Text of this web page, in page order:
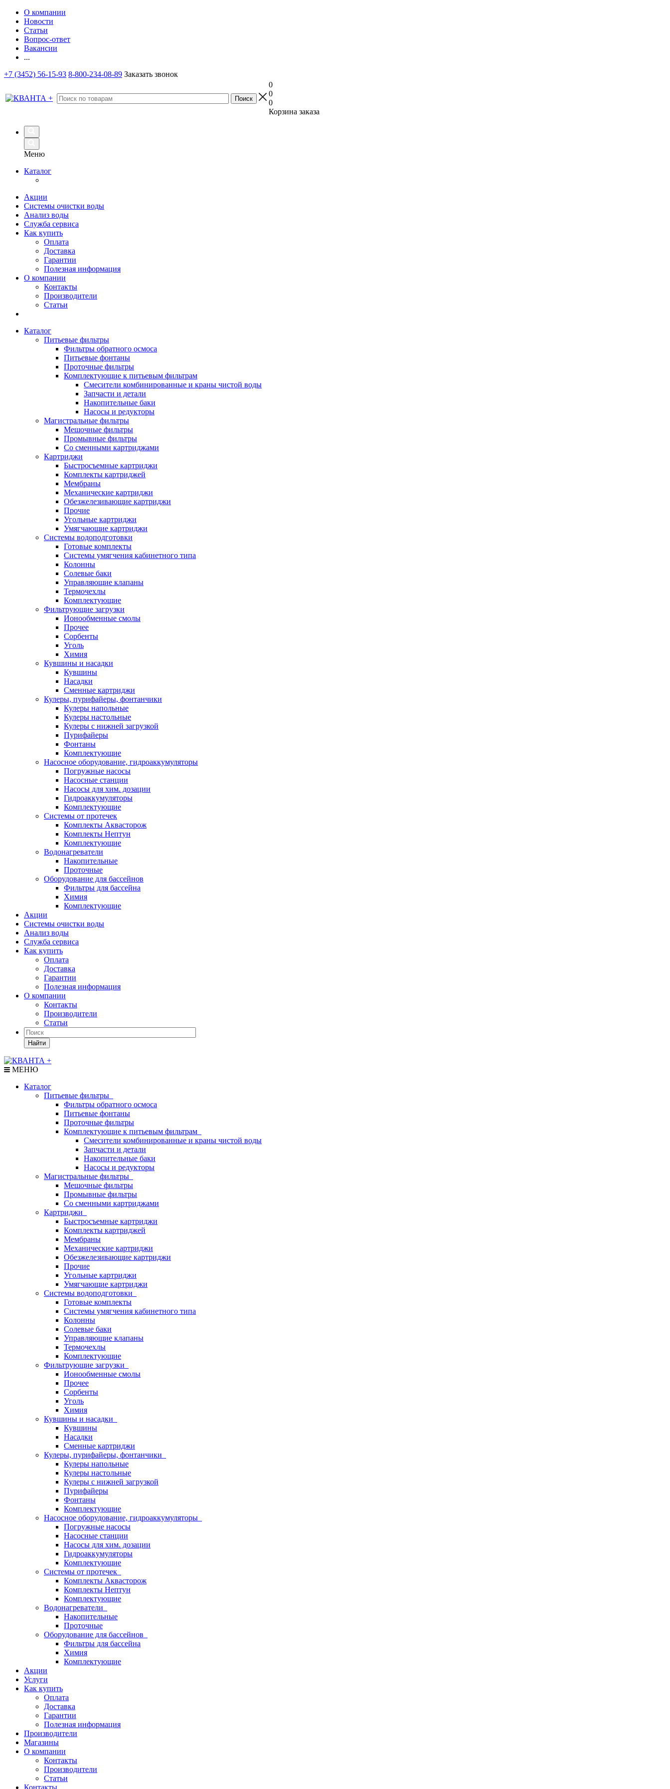
О компании
Новости
Статьи
Вопрос-ответ
Вакансии
...
+7 (3452) 56-15-93 8-800-234-08-89 Заказать звонок
0
0
0
Корзина заказа
Меню
Каталог
Акции
Системы очистки воды
Анализ воды
Служба сервиса
Как купить
Оплата
Доставка
Гарантии
Полезная информация
О компании
Контакты
Производители
Статьи
Каталог
Питьевые фильтры
Фильтры обратного осмоса
Питьевые фонтаны
Проточные фильтры
Комплектующие к питьевым фильтрам
Смесители комбинированные и краны чистой воды
Запчасти и детали
Накопительные баки
Насосы и редукторы
Магистральные фильтры
Мешочные фильтры
Промывные фильтры
Со сменными картриджами
Картриджи
Быстросъемные картриджи
Комплекты картриджей
Мембраны
Механические картриджи
Обезжелезивающие картриджи
Прочие
Угольные картриджи
Умягчающие картриджи
Системы водоподготовки
Готовые комплекты
Системы умягчения кабинетного типа
Колонны
Солевые баки
Управляющие клапаны
Термочехлы
Комплектующие
Фильтрующие загрузки
Ионообменные смолы
Прочее
Сорбенты
Уголь
Химия
Кувшины и насадки
Кувшины
Насадки
Сменные картриджи
Кулеры, пурифайеры, фонтанчики
Кулеры напольные
Кулеры настольные
Кулеры с нижней загрузкой
Пурифайеры
Фонтаны
Комплектующие
Насосное оборудование, гидроаккумуляторы
Погружные насосы
Насосные станции
Насосы для хим. дозации
Гидроаккумуляторы
Комплектующие
Системы от протечек
Комплекты Аквасторож
Комплекты Нептун
Комплектующие
Водонагреватели
Накопительные
Проточные
Оборудование для бассейнов
Фильтры для бассейна
Химия
Комплектующие
Акции
Системы очистки воды
Анализ воды
Служба сервиса
Как купить
Оплата
Доставка
Гарантии
Полезная информация
О компании
Контакты
Производители
Статьи
Найти
МЕНЮ
Каталог
Питьевые фильтры
Фильтры обратного осмоса
Питьевые фонтаны
Проточные фильтры
Комплектующие к питьевым фильтрам
Смесители комбинированные и краны чистой воды
Запчасти и детали
Накопительные баки
Насосы и редукторы
Магистральные фильтры
Мешочные фильтры
Промывные фильтры
Со сменными картриджами
Картриджи
Быстросъемные картриджи
Комплекты картриджей
Мембраны
Механические картриджи
Обезжелезивающие картриджи
Прочие
Угольные картриджи
Умягчающие картриджи
Системы водоподготовки
Готовые комплекты
Системы умягчения кабинетного типа
Колонны
Солевые баки
Управляющие клапаны
Термочехлы
Комплектующие
Фильтрующие загрузки
Ионообменные смолы
Прочее
Сорбенты
Уголь
Химия
Кувшины и насадки
Кувшины
Насадки
Сменные картриджи
Кулеры, пурифайеры, фонтанчики
Кулеры напольные
Кулеры настольные
Кулеры с нижней загрузкой
Пурифайеры
Фонтаны
Комплектующие
Насосное оборудование, гидроаккумуляторы
Погружные насосы
Насосные станции
Насосы для хим. дозации
Гидроаккумуляторы
Комплектующие
Системы от протечек
Комплекты Аквасторож
Комплекты Нептун
Комплектующие
Водонагреватели
Накопительные
Проточные
Оборудование для бассейнов
Фильтры для бассейна
Химия
Комплектующие
Акции
Услуги
Как купить
Оплата
Доставка
Гарантии
Полезная информация
Производители
Магазины
О компании
Контакты
Производители
Статьи
Контакты